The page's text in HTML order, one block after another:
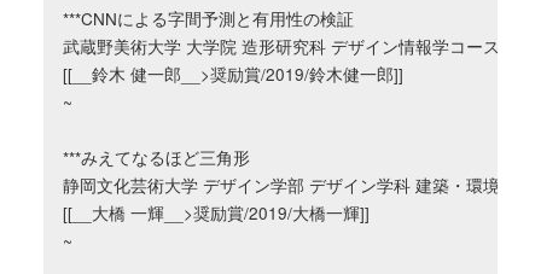
***CNNによる字間予測と有用性の検証
武蔵野美術大学 大学院 造形研究科 デザイン情報学コース
[[__鈴木 健一郎__>奨励賞/2019/鈴木健一郎]]
~
***みえてなるほど三角形
静岡文化芸術大学 デザイン学部 デザイン学科 建築・環境領域
[[__大橋 一輝__>奨励賞/2019/大橋一輝]]
~